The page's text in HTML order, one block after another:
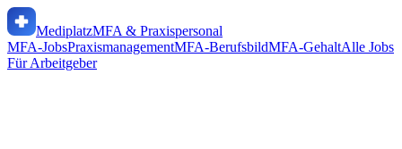
MediplatzMFA & Praxispersonal
MFA-JobsPraxismanagementMFA-BerufsbildMFA-GehaltAlle Jobs
Für Arbeitgeber